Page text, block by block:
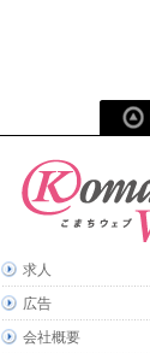
求人
広告
会社概要